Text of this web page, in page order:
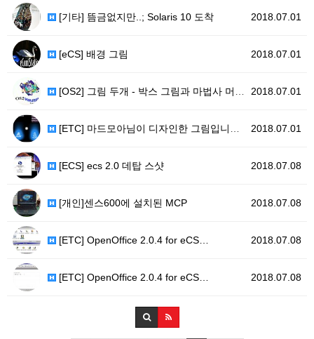
2018.07.01
[기타] 뜸금없지만..; Solaris 10 도착
2018.07.01
[eCS] 배경 그림
2018.07.01
[OS2] 그림 두개 - 박스 그림과 마법사 머린 사진
2018.07.01
[ETC] 마드모아님이 디자인한 그림입니다. (그림이 …
2018.07.08
[ECS] ecs 2.0 데탑 스샷
2018.07.08
[개인]센스600에 설치된 MCP
2018.07.08
[ETC] OpenOffice 2.0.4 for eCS…
2018.07.08
[ETC] OpenOffice 2.0.4 for eCS…